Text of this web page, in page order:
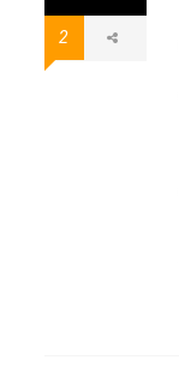
2